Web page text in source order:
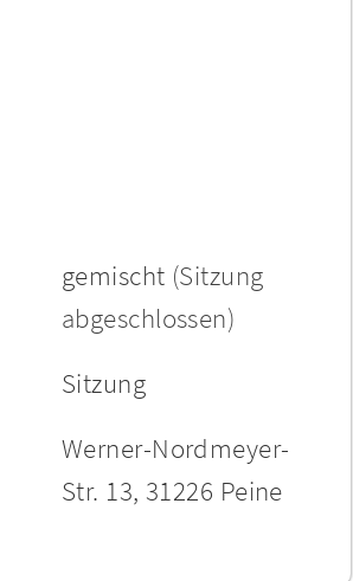
gemischt (Sitzung
abgeschlossen)
Sitzung
Werner-Nordmeyer-
Str. 13, 31226 Peine